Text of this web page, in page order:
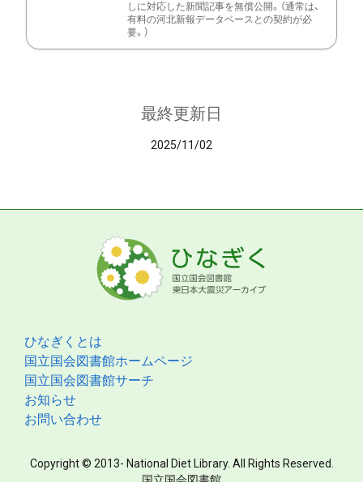
しに対応した新聞記事を無償公開。（通常は、
有料の河北新報データベースとの契約が必
要。）
最終更新日
2025/11/02
ひなぎくとは
国立国会図書館ホームページ
国立国会図書館サーチ
お知らせ
お問い合わせ
Copyright © 2013- National Diet Library. All Rights Reserved.